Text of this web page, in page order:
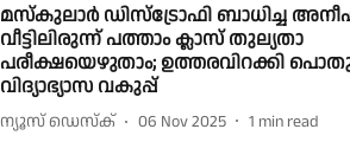
മസ്കുലാർ ഡിസ്ട്രോഫി ബാധിച്ച
വീട്ടിലിരുന്ന് പത്താം ക്ലാസ് തുല്യതാ
പരീക്ഷയെഴുതാം; ഉത്തരവിറക്കി
വിദ്യാഭ്യാസ വകുപ്പ്
ന്യൂസ് ഡെസ്ക് 06 Nov 2025 1 min read